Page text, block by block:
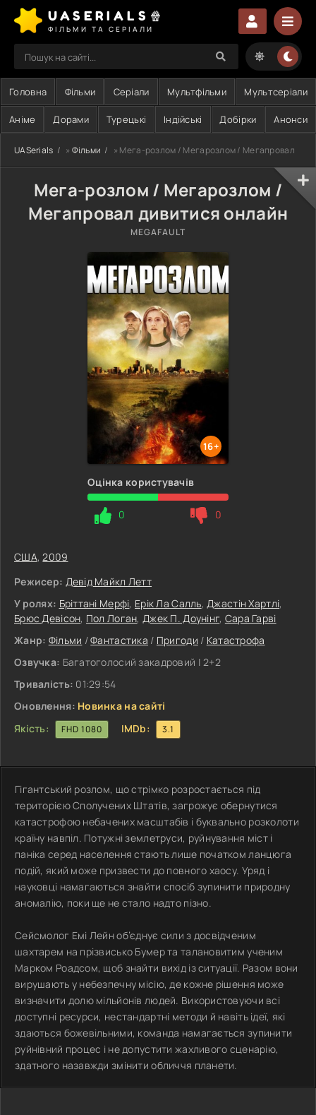
UASERIALS🍿
ФІЛЬМИ ТА СЕРІАЛИ
Головна Фільми Серіали Мультфільми Мультсеріали
Аніме Дорами Турецькі Індійські Добірки Анонси
UASerials » Фільми » Мега-розлом / Мегарозлом / Мегапровал
Мега-розлом / Мегарозлом /
Мегапровал дивитися онлайн
MEGAFAULT
16+
Оцінка користувачів
0 0
США,2009
Режисер: Девід Майкл Летт
У ролях: Бріттані Мерфі, Ерік Ла Салль,Джастін Хартлі,
Брюс Девісон, Пол Логан,Джек П. Доунінг, Сара Гарві
Жанр: Фільми /Фантастика / Пригоди / Катастрофа
Озвучка: Багатоголосий закадровий | 2+2
Тривалість: 01:29:54
Оновлення: Новинка на сайті
Якість:
FHD 1080 IMDb: 3.1
Гігантський розлом, що стрімко розростається під
територією Сполучених Штатів, загрожує обернутися
катастрофою небачених масштабів і буквально розколоти
країну навпіл. Потужні землетруси, руйнування міст і
паніка серед населення стають лише початком ланцюга
подій, який може призвести до повного хаосу. Уряд і
науковці намагаються знайти спосіб зупинити природну
аномалію, поки ще не стало надто пізно.
Сейсмолог Емі Лейн об’єднує сили з досвідченим
шахтарем на прізвисько Бумер та талановитим ученим
Марком Роадсом, щоб знайти вихід із ситуації. Разом вони
вирушають у небезпечну місію, де кожне рішення може
визначити долю мільйонів людей. Використовуючи всі
доступні ресурси, нестандартні методи й навіть ідеї, які
здаються божевільними, команда намагається зупинити
руйнівний процес і не допустити жахливого сценарію,
здатного назавжди змінити обличчя планети.